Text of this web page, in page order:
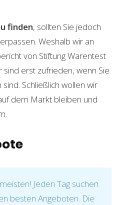
finden, sollten Sie jedoch
Weshalb wir an
von Stiftung Warentest
erst zufrieden, wenn Sie
Schließlich wollen wir
dem Markt bleiben und
Jeden Tag suchen
besten Angeboten. Die